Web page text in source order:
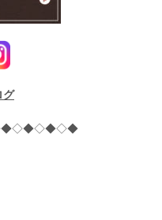
グ